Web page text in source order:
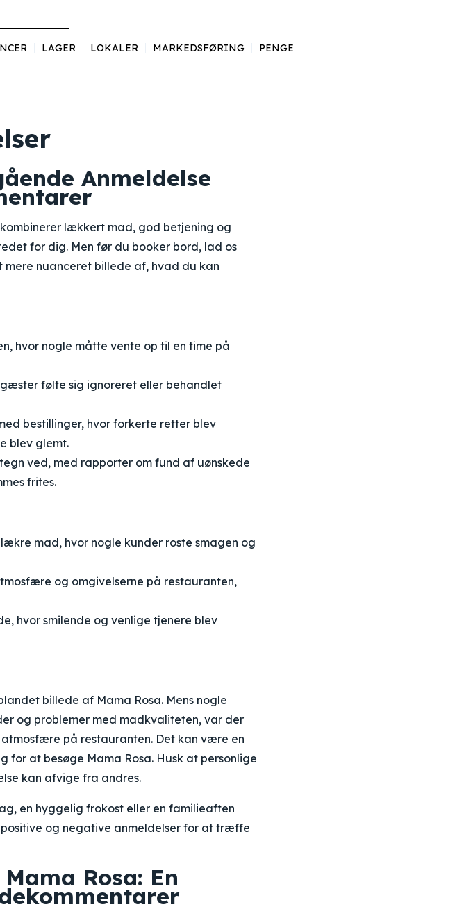
LAGER LOKALER MARKEDSFØRING PENGE
Anmeldelse
lækkert mad, god betjening og
for dig. Men før du booker bord, lad os
nuanceret billede af, hvad du kan
hvor nogle måtte vente op til en time på
følte sig ignoreret eller behandlet
bestillinger, hvor forkerte retter blev
blev glemt.
ved, med rapporter om fund af uønskede
frites.
mad, hvor nogle kunder roste smagen og
og omgivelserne på restauranten,
hvor smilende og venlige tjenere blev
billede af Mama Rosa. Mens nogle
og problemer med madkvaliteten, var der
på restauranten. Det kan være en
at besøge Mama Rosa. Husk at personlige
kan afvige fra andres.
en hyggelig frokost eller en familieaften
og negative anmeldelser for at træffe
Rosa: En